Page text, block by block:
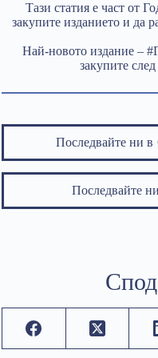
Тази статия е част от
закупите изданието и да
Най-новото издание –
закупите
Последвайте ни в
Последвайте